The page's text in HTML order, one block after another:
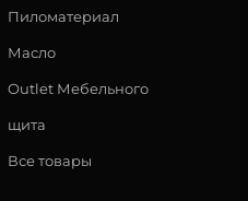
Пиломатериал
Масло
Outlet Мебельного
щита
Все товары